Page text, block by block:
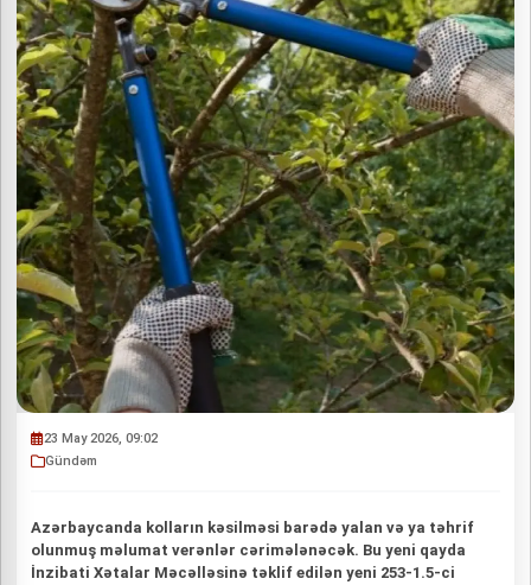
23 May 2026, 09:02
Gündəm
Azərbaycanda kolların kəsilməsi barədə yalan və ya təhrif
olunmuş məlumat verənlər cərimələnəcək. Bu yeni qayda
İnzibati Xətalar Məcəlləsinə təklif edilən yeni 253-1.5-ci